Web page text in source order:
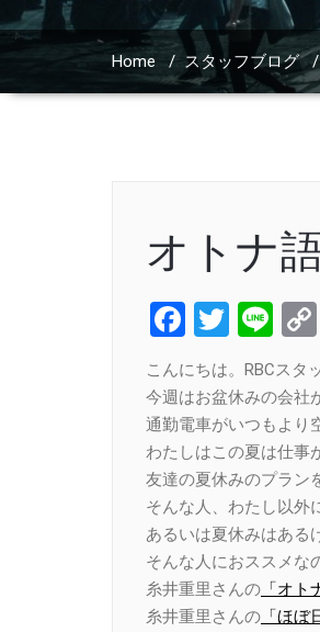
Home / スタッフブログ
オトナ
Facebook
Twitter
Line
こんにちは。RBCスタ
今週はお盆休みの会社
通勤電車がいつもより
わたしはこの夏は仕事
友達の夏休みのプラン
そんな人、わたし以外
あるいは夏休みはある
そんな人におススメな
糸井重里さんの 「オト
糸井重里さんの 「ほぼ